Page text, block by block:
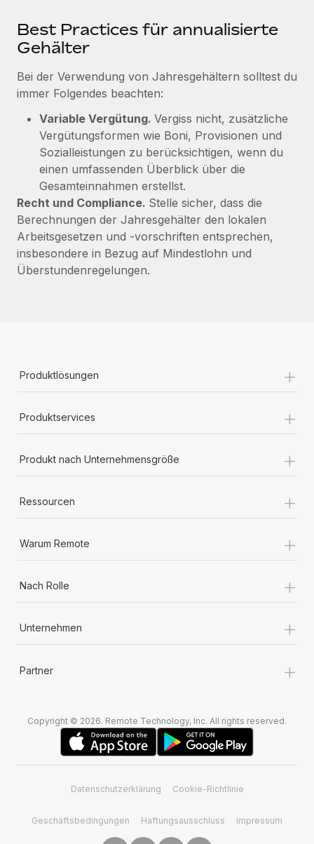
Best Practices für annualisierte
Gehälter
Bei der Verwendung von Jahresgehältern solltest du
immer Folgendes beachten:
Variable Vergütung. Vergiss nicht, zusätzliche
Vergütungsformen wie Boni, Provisionen und
Sozialleistungen zu berücksichtigen, wenn du
einen umfassenden Überblick über die
Gesamteinnahmen erstellst.
Recht und Compliance. Stelle sicher, dass die
Berechnungen der Jahresgehälter den lokalen
Arbeitsgesetzen und -vorschriften entsprechen,
insbesondere in Bezug auf Mindestlohn und
Überstundenregelungen.
Produktlösungen +
Produktservices +
Produkt nach Unternehmensgröße +
Ressourcen +
Warum Remote +
Nach Rolle +
Unternehmen +
Partner +
Copyright © 2026. Remote Technology, Inc. All rights reserved.
Datenschutzerklärung Cookie-Richtlinie
Geschäftsbedingungen Haftungsausschluss Impressum